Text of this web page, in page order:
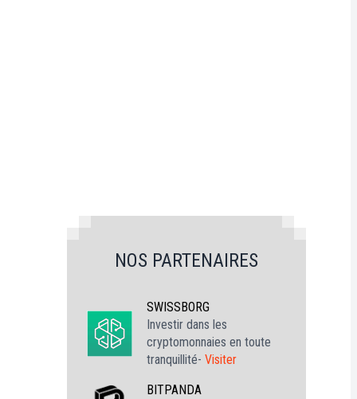
NOS PARTENAIRES
SWISSBORG
Investir dans les
cryptomonnaies en toute
tranquillité- Visiter
BITPANDA